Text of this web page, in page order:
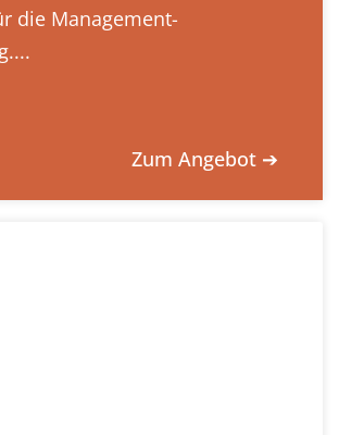
die Management-
Zum Angebot ➔